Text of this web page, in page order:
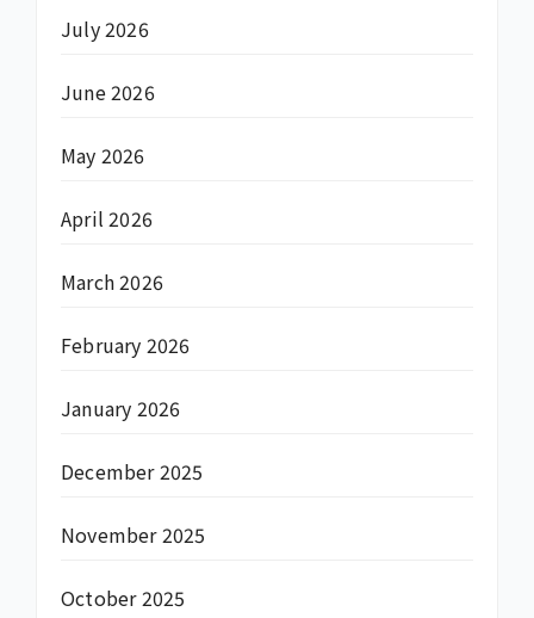
July 2026
June 2026
May 2026
April 2026
March 2026
February 2026
January 2026
December 2025
November 2025
October 2025